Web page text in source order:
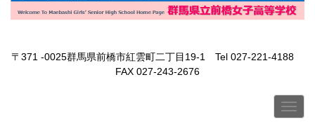
〒371 -0025群馬県前橋市紅雲町二丁目19-1 Tel 027-221-4188
FAX 027-243-2676